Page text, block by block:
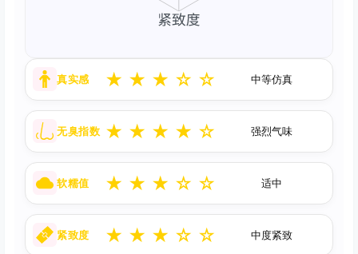
真实感 ★ ★ ★ ☆ ☆ 中等仿真
无臭指数 ★ ★ ★ ★ ☆ 强烈气味
软糯值 ★ ★ ★ ☆ ☆ 适中
紧致度 ★ ★ ★ ☆ ☆ 中度紧致